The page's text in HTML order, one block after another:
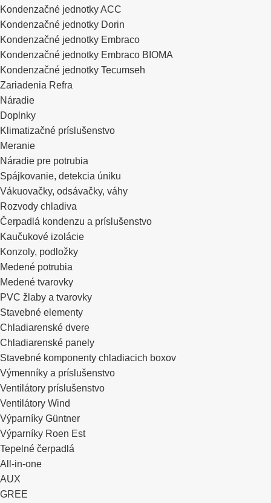
Kondenzačné jednotky ACC
Kondenzačné jednotky Dorin
Kondenzačné jednotky Embraco
Kondenzačné jednotky Embraco BIOMA
Kondenzačné jednotky Tecumseh
Zariadenia Refra
Náradie
Doplnky
Klimatizačné príslušenstvo
Meranie
Náradie pre potrubia
Spájkovanie, detekcia úniku
Vákuovačky, odsávačky, váhy
Rozvody chladiva
Čerpadlá kondenzu a príslušenstvo
Kaučukové izolácie
Konzoly, podložky
Medené potrubia
Medené tvarovky
PVC žlaby a tvarovky
Stavebné elementy
Chladiarenské dvere
Chladiarenské panely
Stavebné komponenty chladiacich boxov
Výmenníky a príslušenstvo
Ventilátory príslušenstvo
Ventilátory Wind
Výparníky Güntner
Výparníky Roen Est
Tepelné čerpadlá
All-in-one
AUX
GREE